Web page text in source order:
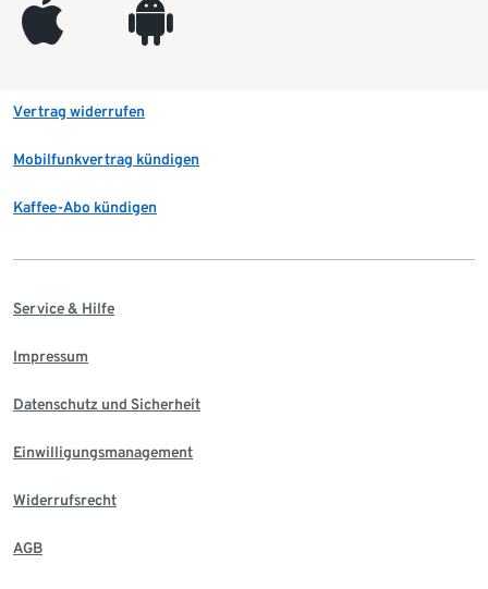
appleinc android
Vertrag widerrufen
Mobilfunkvertrag kündigen
Kaffee-Abo kündigen
Service & Hilfe
Impressum
Datenschutz und Sicherheit
Einwilligungsmanagement
Widerrufsrecht
AGB